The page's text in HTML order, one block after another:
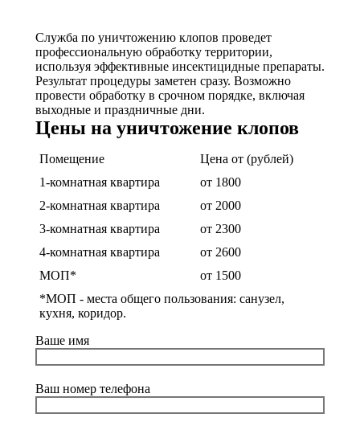
Служба по уничтожению клопов проведет
профессиональную обработку территории,
используя эффективные инсектицидные препараты.
Результат процедуры заметен сразу. Возможно
провести обработку в срочном порядке, включая
выходные и праздничные дни.
Цены на уничтожение клопов
Помещение
Цена от (рублей)
1-комнатная квартира
от 1800
2-комнатная квартира
от 2000
3-комнатная квартира
от 2300
4-комнатная квартира
от 2600
МОП*
от 1500
*МОП - места общего пользования: санузел,
кухня, коридор.
Ваше имя
Ваш номер телефона